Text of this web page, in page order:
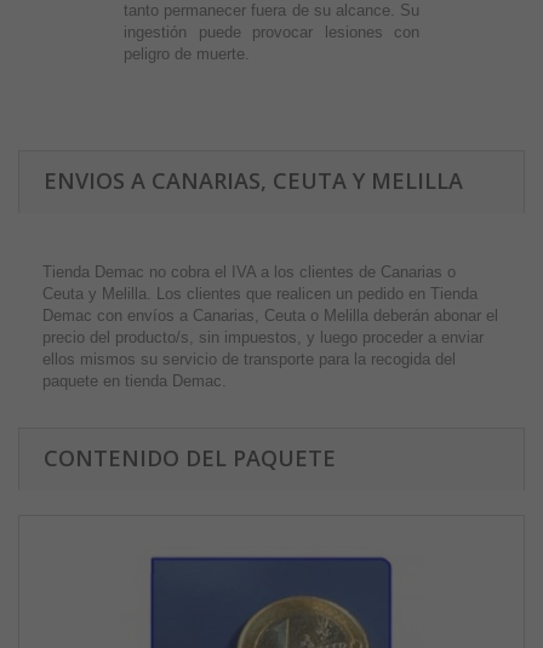
tanto permanecer fuera de su alcance. Su
ingestión puede provocar lesiones con
peligro de muerte.
ENVIOS A CANARIAS, CEUTA Y MELILLA
Tienda Demac no cobra el IVA a los clientes de Canarias o
Ceuta y Melilla. Los clientes que realicen un pedido en Tienda
Demac con envíos a Canarias, Ceuta o Melilla deberán abonar el
precio del producto/s, sin impuestos, y luego proceder a enviar
ellos mismos su servicio de transporte para la recogida del
paquete en tienda Demac.
CONTENIDO DEL PAQUETE